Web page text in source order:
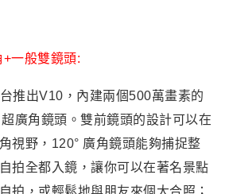
+一般雙鏡頭:
推出V10 ， 內建兩個500萬畫素的
超廣角鏡頭 。 雙前鏡頭的設計可以在
視野 ， 120° 廣角鏡頭能夠捕捉整
拍全都入鏡，讓你可以在著名景點
拍，或輕鬆地與朋友來個大合照；